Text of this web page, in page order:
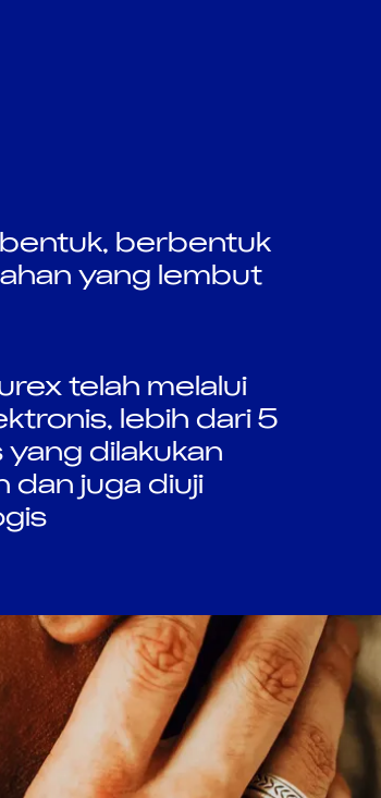
berbentuk
yang lembut
telah melalui
lebih dari 5
dilakukan
dan juga diuji